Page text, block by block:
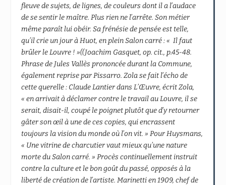
fleuve de sujets, de lignes, de couleurs dont il a l’audace
de se sentir le maître. Plus rien ne l’arrête. Son métier
même paraît lui obéir.Sa frénésie de pensée est telle,
qu’il crie un jour à Huot, en plein Salon carré : « Il faut
brûler le Louvre ! »((Joachim Gasquet, op. cit., p.45-48.
Phrase de Jules Vallès prononcée durant la Commune,
également reprise par Pissarro. Zola se fait l’écho de
cette querelle : Claude Lantier dans L’Œuvre, écrit Zola,
« en arrivait à déclamer contre le travail au Louvre, il se
serait, disait-il, coupé le poignet plutôt que d’y retourner
gâter son œil à une de ces copies, qui encrassent
toujours la vision du monde où l’on vit. » Pour Huysmans,
« Une vitrine de charcutier vaut mieux qu’une nature
morte du Salon carré. » Procès continuellement instruit
contre la culture et le bon goût du passé, opposés à la
liberté de création de l’artiste. Marinetti en 1909, chef de